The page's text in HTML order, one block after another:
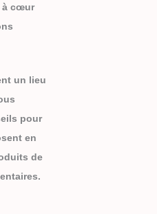
à cœur
un lieu
pour
en
de